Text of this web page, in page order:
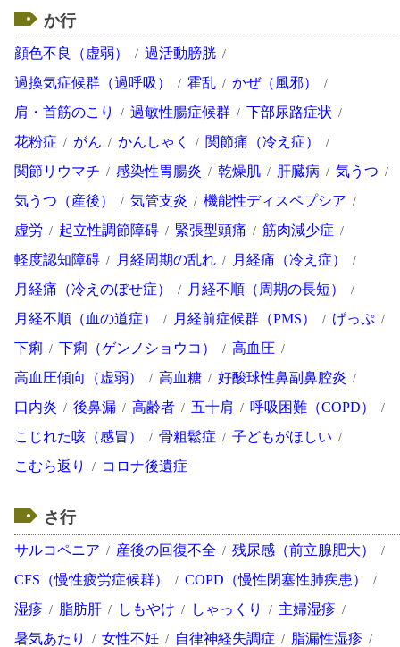
か行
顔色不良（虚弱）
過活動膀胱
過換気症候群（過呼吸）
霍乱
かぜ（風邪）
肩・首筋のこり
過敏性腸症候群
下部尿路症状
花粉症
がん かんしゃく
関節痛（冷え症）
関節リウマチ
感染性胃腸炎 乾燥肌 肝臓病
気うつ
気うつ（産後）
気管支炎
機能性ディスペプシア
虚労
起立性調節障碍 緊張型頭痛
筋肉減少症
軽度認知障碍
月経周期の乱れ
月経痛（冷え症）
月経痛（冷えのぼせ症）
月経不順（周期の長短）
月経不順（血の道症）
月経前症候群（PMS）
げっぷ
下痢
下痢（ゲンノショウコ）
高血圧
高血圧傾向（虚弱）
高血糖
好酸球性鼻副鼻腔炎
口内炎
後鼻漏 高齢者 五十肩
呼吸困難（COPD）
こじれた咳（感冒）
骨粗鬆症
子どもがほしい
こむら返り
コロナ後遺症
さ行
サルコペニア 産後の回復不全
残尿感（前立腺肥大）
CFS（慢性疲労症候群）
COPD（慢性閉塞性肺疾患）
湿疹
脂肪肝 しもやけ しゃっくり
主婦湿疹
暑気あたり
女性不妊 自律神経失調症
脂漏性湿疹